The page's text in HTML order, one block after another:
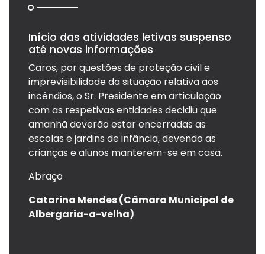
Início das atividades letivas suspenso
até novas informações
Caros, por questões de proteção civil e
imprevisibilidade da situação relativa aos
incêndios, o Sr. Presidente em articulação
com as respetivas entidades decidiu que
amanhã deverão estar encerradas as
escolas e jardins de infância, devendo as
crianças e alunos manterem-se em casa.
Abraço
Catarina Mendes (Câmara Municipal de
Albergaria-a-velha)